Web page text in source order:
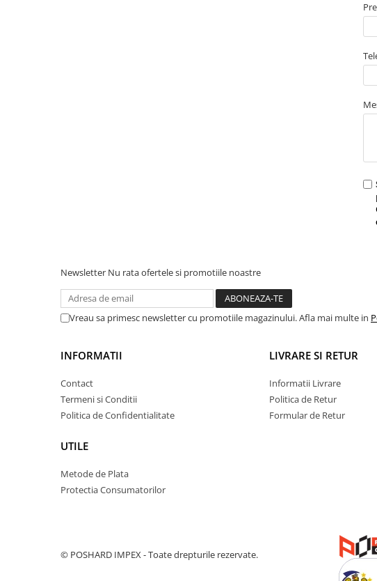
Newsletter Nu rata ofertele si promotiile noastre
Vreau sa primesc newsletter cu promotiile magazinului. Afla mai multe in
INFORMATII
Contact
Termeni si Conditii
Politica de Confidentialitate
UTILE
Metode de Plata
Protectia Consumatorilor
LIVRARE SI RETUR
Informatii Livrare
Politica de Retur
Formular de Retur
© POSHARD IMPEX - Toate drepturile rezervate.